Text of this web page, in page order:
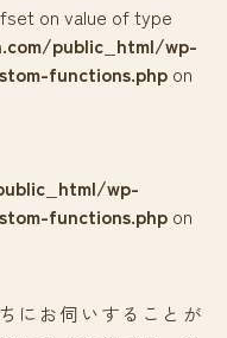
on value of type
public_html/wp-
functions.php on
wp-
functions.php on
にお伺いすることが